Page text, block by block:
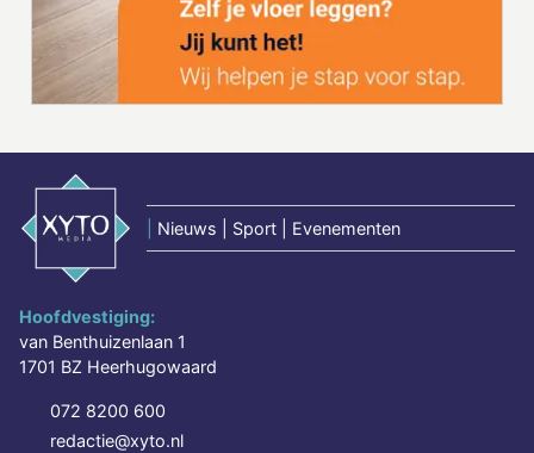
Nieuws | Sport | Evenementen
Hoofdvestiging:
van Benthuizenlaan 1
1701 BZ Heerhugowaard
072 8200 600
redactie@xyto.nl